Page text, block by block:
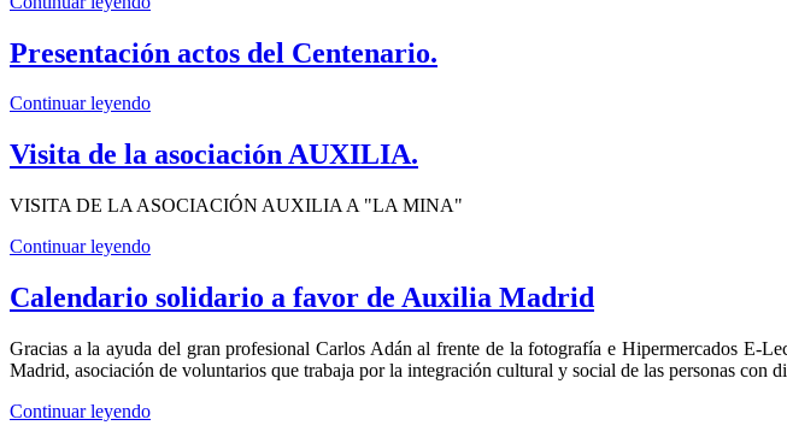
Presentación actos del Centenario.
Continuar leyendo
Visita de la asociación AUXILIA.
VISITA DE LA ASOCIACIÓN AUXILIA A "LA MINA"
Continuar leyendo
Calendario solidario a favor de Auxilia Madrid
Gracias a la ayuda del gran profesional Carlos Adán al frente de la fotografía e Hipermercados E-
Madrid, asociación de voluntarios que trabaja por la integración cultural y social de las personas con
Continuar leyendo